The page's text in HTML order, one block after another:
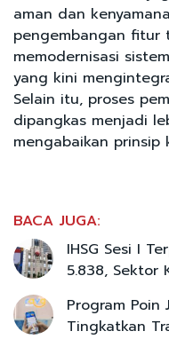
aman dan
pengembangan fitur
memodernisasi
yang kini
Selain itu, proses
dipangkas menjadi
mengabaikan
BACA JUGA:
IHSG Sesi I
5.838, Sektor
Program
Tingkatkan